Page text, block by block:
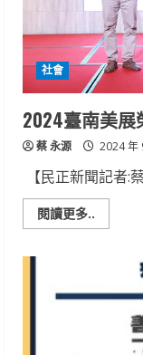
社會
2024臺南美
蔡 永源 2024 年
【民正新聞記者:
閱讀更多..
more
美
展